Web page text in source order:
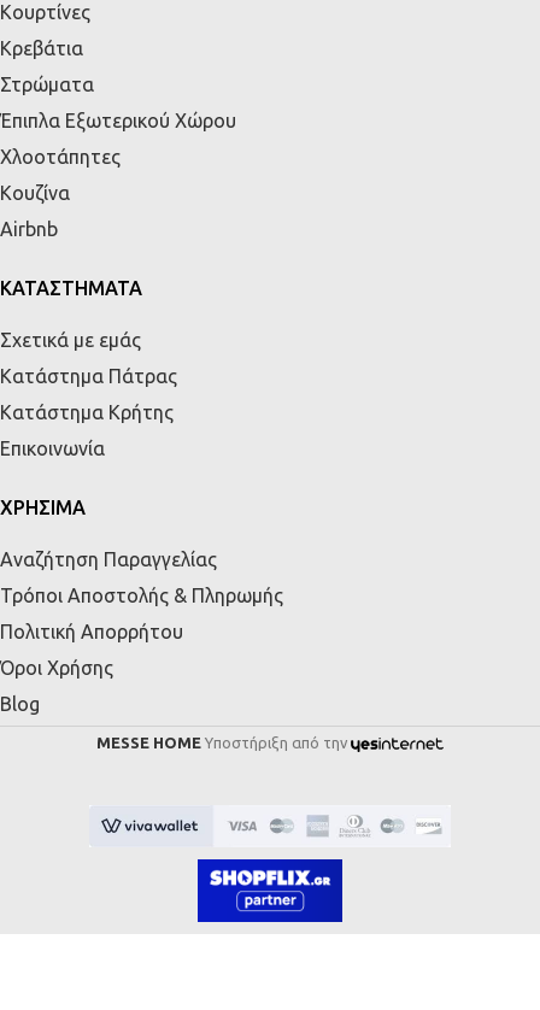
Κουρτίνες
Κρεβάτια
Στρώματα
Έπιπλα Εξωτερικού Χώρου
Χλοοτάπητες
Κουζίνα
Airbnb
ΚΑΤΑΣΤΗΜΑΤΑ
Σχετικά με εμάς
Κατάστημα Πάτρας
Κατάστημα Κρήτης
Επικοινωνία
ΧΡΗΣΙΜΑ
Αναζήτηση Παραγγελίας
Τρόποι Αποστολής & Πληρωμής
Πολιτική Απορρήτου
Όροι Χρήσης
Blog
MESSE HOME Υποστήριξη από την